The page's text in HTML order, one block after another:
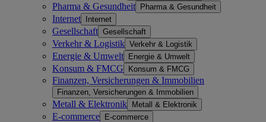
Pharma & Gesundheit Pharma & Gesundheit
Internet Internet
Gesellschaft Gesellschaft
Verkehr & Logistik Verkehr & Logistik
Energie & Umwelt Energie & Umwelt
Konsum & FMCG Konsum & FMCG
Finanzen, Versicherungen & Immobilien
Finanzen, Versicherungen & Immobilien
Metall & Elektronik Metall & Elektronik
E-commerce E-commerce